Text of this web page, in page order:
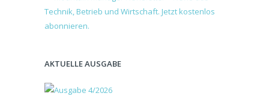
AKTUELLE AUSGABE